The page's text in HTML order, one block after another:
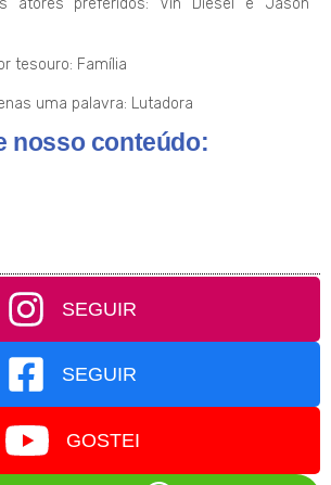
tesouro: Família
uma palavra: Lutadora
nosso conteúdo:
SEGUIR
SEGUIR
GOSTEI